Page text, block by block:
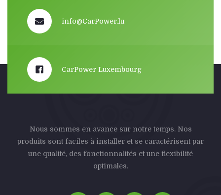
info@CarPower.lu
CarPower Luxembourg
Nous sommes en avance sur notre temps. Nos
produits sont faciles à installer et se caractérisent par
une qualité, des fonctionnalités et une flexibilité
optimales.